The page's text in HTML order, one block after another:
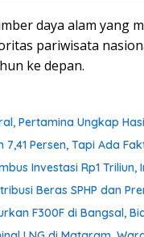
daya alam yang
pariwisata
ke depan.
Pertamina Ungkap
7,41 Persen, Tapi Ada
Investasi Rp1
Beras SPHP dan
F300F di Bangsal,